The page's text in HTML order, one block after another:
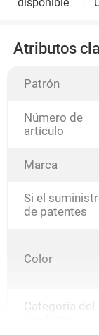
disponible
Atributos
Patrón
Número de
artículo
Marca
Si el
de patentes
Color
Categoría del